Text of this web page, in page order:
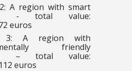
A region with smart
- total value:
euros
3: A region with
friendly
– total value:
euros